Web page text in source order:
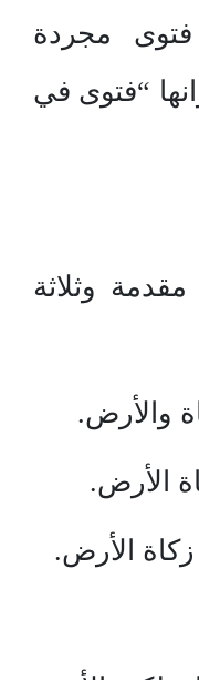
مجردة
“فتوى في
وثلاثة
والأرض.
الأرض.
الأرض.